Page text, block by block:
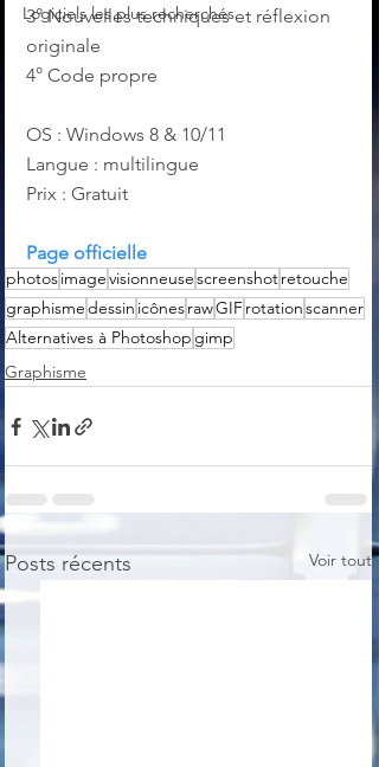
Logiciels les plus recherchés
3° Nouvelles techniques et réflexion
originale
4° Code propre
OS : Windows 8 & 10/11
Langue : multilingue
Prix : Gratuit
Page officielle
photosimagevisionneusescreenshotretouche
graphismedessin icônesrawGIFrotationscanner
Alternatives à Photoshop gimp
Graphisme
Posts récents Voir tout